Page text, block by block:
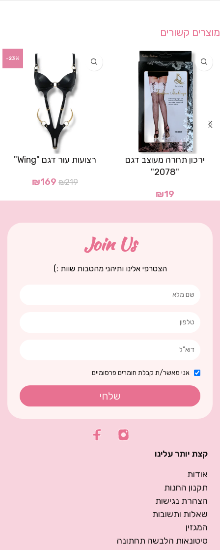
מוצרים קשורים
ירכון תחרה מעוצב דגם
"2078"
₪19
-23%
רצועות עור דגם "Wing"
₪219
₪169
Join Us
הצטרפי אלינו ותיהני מהטבות שוות :)
אני מאשר/ת קבלת חומרים פרסומיים
שלחי
קצת יותר עלינו
אודות
תקנון החנות
הצהרת נגישות
שאלות ותשובות
המגזין
סיטונאות הלבשה תחתונה